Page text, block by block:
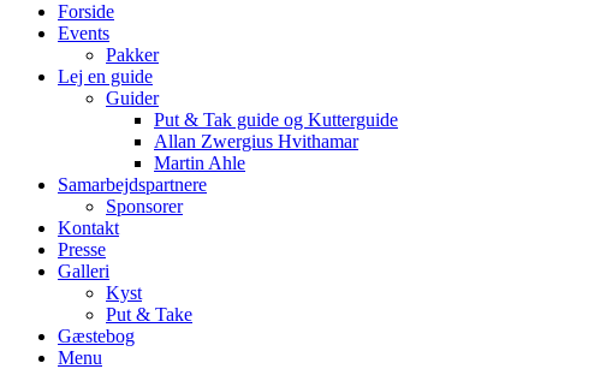
Forside
Events
Pakker
Lej en guide
Guider
Put & Tak guide og Kutterguide
Allan Zwergius Hvithamar
Martin Ahle
Samarbejdspartnere
Sponsorer
Kontakt
Presse
Galleri
Kyst
Put & Take
Gæstebog
Menu